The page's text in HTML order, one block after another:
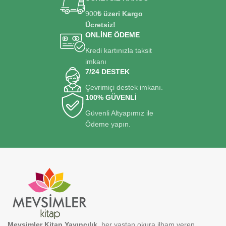
900₺ üzeri Kargo
Ücretsiz!
ONLİNE ÖDEME
Kredi kartınızla taksit
imkanı
7/24 DESTEK
Çevrimiçi destek imkanı.
100% GÜVENLİ
Güvenli Altyapımız ile
Ödeme yapın.